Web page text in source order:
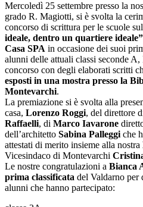
Mercoledì 25 settembre presso la
grado R. Magiotti, si è svolta la
concorso di scrittura per le scuole
ideale, dentro un quartiere ideale”
Casa SPA in occasione dei suoi
alunni delle attuali classi seconde
concorso con degli elaborati scritti
esposti in una mostra presso la
Montevarchi.
La premiazione si è svolta alla
casa, Lorenzo Roggi, del direttore
Raffaelli, di Marco Iavarone
dell’architetto Sabina Palleggi che
attestati di merito insieme alla nostra
Vicesindaco di Montevarchi
Le nostre congratulazioni a Bianca
prima classificata del Valdarno per
alunni che hanno partecipato: